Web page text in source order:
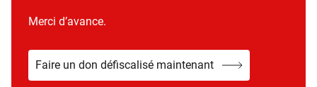
Merci d’avance.
Faire un don défiscalisé maintenant